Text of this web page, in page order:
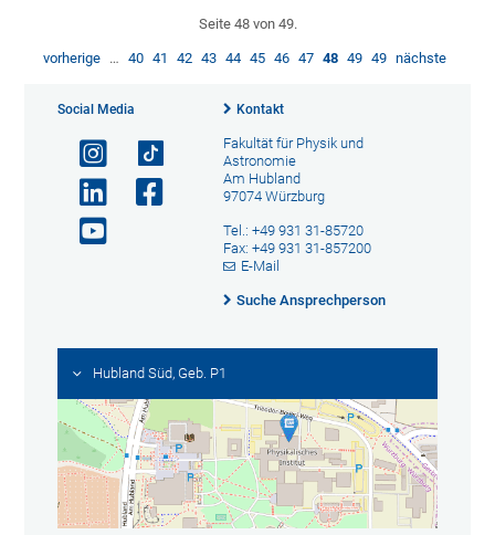
Seite 48 von 49.
vorherige … 40 41 42 43 44 45 46 47 48 49 49 nächste
Social Media Kontakt
Fakultät für Physik und
Astronomie
Am Hubland
97074 Würzburg
Tel.: +49 931 31-85720
Fax: +49 931 31-857200
E-Mail
Suche Ansprechperson
Hubland Süd, Geb. P1